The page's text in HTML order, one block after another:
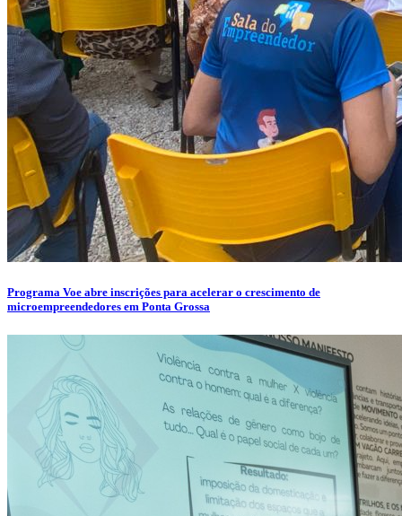
Programa Voe abre inscrições para acelerar o crescimento de
microempreendedores em Ponta Grossa